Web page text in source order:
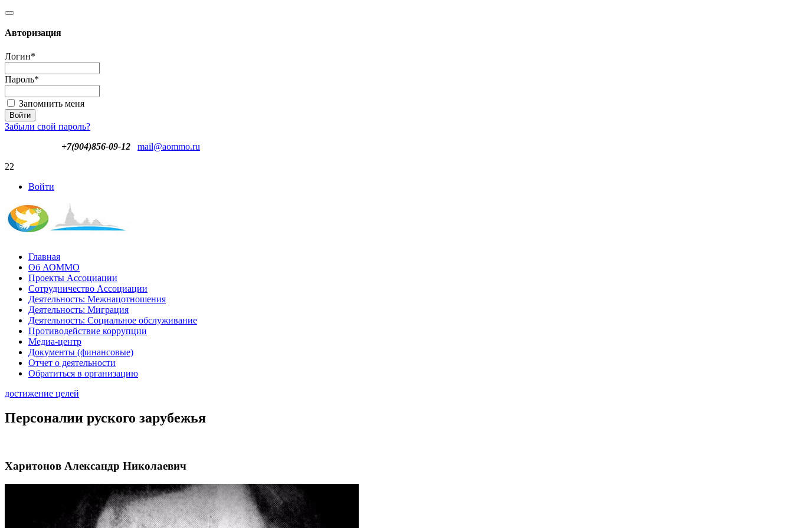
Авторизация
Логин*
Пароль*
Запомнить меня
Забыли свой пароль?
+7(904)856-09-12
mail@aommo.ru
22
Войти
Главная
Об АОММО
Проекты Ассоциации
Сотрудничество Ассоциации
Деятельность: Межнацотношения
Деятельность: Миграция
Деятельность: Социальное обслуживание
Противодействие коррупции
Медиа-центр
Документы (финансовые)
Отчет о деятельности
Обратиться в организацию
достижение целей
Персоналии руского зарубежья
Харитонов Александр Николаевич